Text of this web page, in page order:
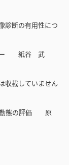
診断の有用性につ
症ー 紙谷 武
載していません
動態の評価 原